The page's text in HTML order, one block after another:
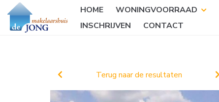
HOME WONINGVOORRAAD
INSCHRIJVEN
CONTACT
Terug naar de resultaten